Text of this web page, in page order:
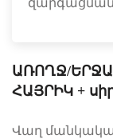
ԱՌՈՂՋ/
ՀԱՅՐԻԿ +
Վաղ